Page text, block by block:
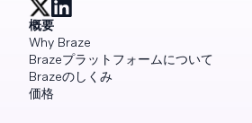
概要
Why Braze
Brazeプラットフォームについて
Brazeのしくみ
価格